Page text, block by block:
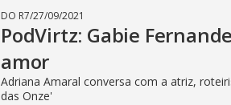
DO R7/27/09/2021
PodVirtz: Gabie
amor
Adriana Amaral conversa com a atriz,
das Onze'